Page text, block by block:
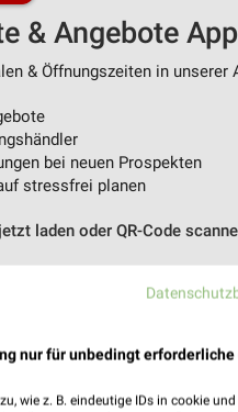
& Angebote App
& Öffnungszeiten in unserer
bei neuen Prospekten
stressfrei planen
laden oder QR-Code
nur für unbedingt erforderliche
wie z. B. eindeutige IDs in cookie und